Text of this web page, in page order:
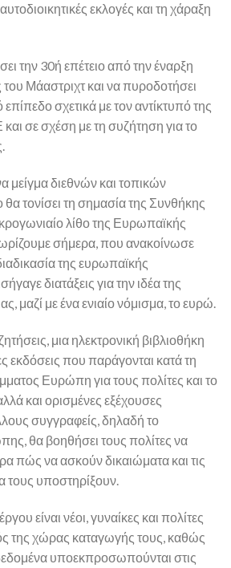
εκλογές και τη χάραξη
την 30ή επέτειο από την έναρξη
Μάαστριχτ και να πυροδοτήσει
σχετικά με τον αντίκτυπό της
σε σχέση με τη συζήτηση για το
μείγμα διεθνών και τοπικών
τονίσει τη σημασία της Συνθήκης
λίθο της Ευρωπαϊκής
σήμερα, που ανακοίνωσε
της ευρωπαϊκής
διατάξεις για την ιδέα της
μαζί με ένα ενιαίο νόμισμα, το ευρώ.
μια ηλεκτρονική βιβλιοθήκη
εκδόσεις που παράγονται κατά τη
Ευρώπη για τους πολίτες και το
και ορισμένες εξέχουσες
συγγραφείς, δηλαδή το
θα βοηθήσει τους πολίτες να
πώς να ασκούν δικαιώματα και τις
τους υποστηρίξουν.
είναι νέοι, γυναίκες και πολίτες
της χώρας καταγωγής τους, καθώς
υποεκπροσωπούνται στις